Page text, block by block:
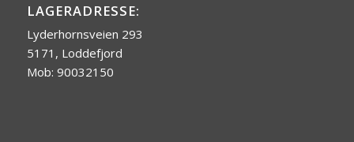
LAGERADRESSE:
Lyderhornsveien 293
5171, Loddefjord
Mob: 90032150